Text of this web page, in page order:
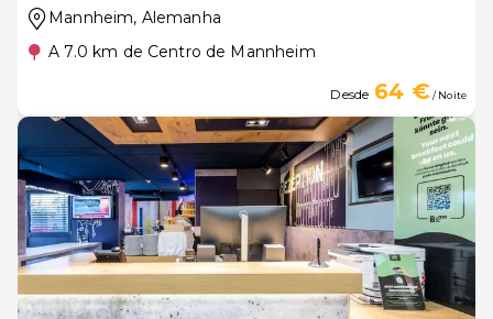
Mannheim, Alemanha
A 7.0 km de Centro de Mannheim
Desde 64 €/ Noite